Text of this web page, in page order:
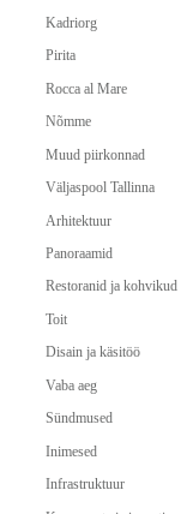
Kadriorg
Pirita
Rocca al Mare
Nõmme
Muud piirkonnad
Väljaspool Tallinna
Arhitektuur
Panoraamid
Restoranid ja kohvikud
Toit
Disain ja käsitöö
Vaba aeg
Sündmused
Inimesed
Infrastruktuur